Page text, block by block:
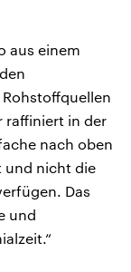
aus einem
Rohstoffquellen
raffiniert in der
nach oben
und nicht die
Das
und